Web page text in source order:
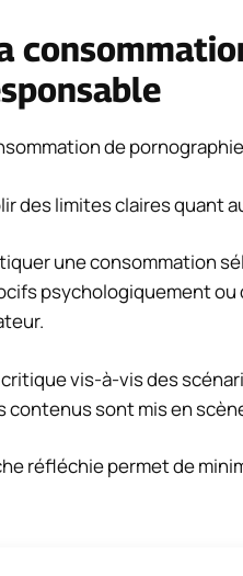
de
des limites claires quant
une consommation
psychologiquement ou
critique vis-à-vis des
contenus sont mis en
réfléchie permet de